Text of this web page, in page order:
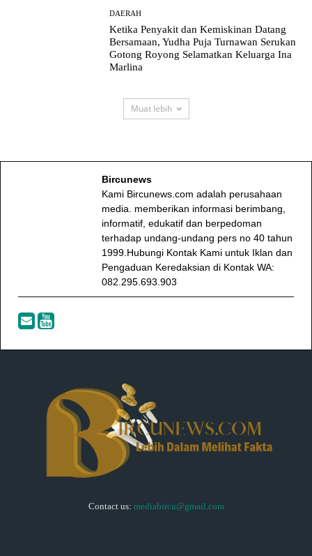
DAERAH
Ketika Penyakit dan Kemiskinan Datang
Bersamaan, Yudha Puja Turnawan Serukan
Gotong Royong Selamatkan Keluarga Ina
Marlina
Muat lebih
Bircunews
Kami Bircunews.com adalah perusahaan
media. memberikan informasi berimbang,
informatif, edukatif dan berpedoman
terhadap undang-undang pers no 40 tahun
1999.Hubungi Kontak Kami untuk Iklan dan
Pengaduan Keredaksian di Kontak WA:
082.295.693.903
Contact us: mediabircu@gmail.com